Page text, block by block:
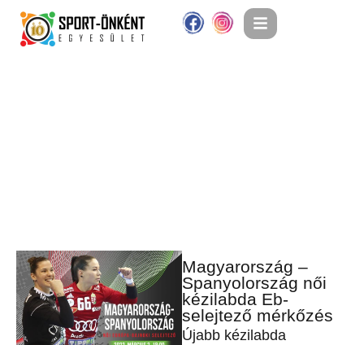
Magyarország –
Spanyolország női
kézilabda Eb-
selejtező mérkőzés
Újabb kézilabda